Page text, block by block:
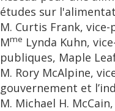
études sur
M. Curtis Frank,
Mme Lynda Kuhn,
publiques, Maple
M. Rory McAlpine,
gouvernement et
M. Michael H.